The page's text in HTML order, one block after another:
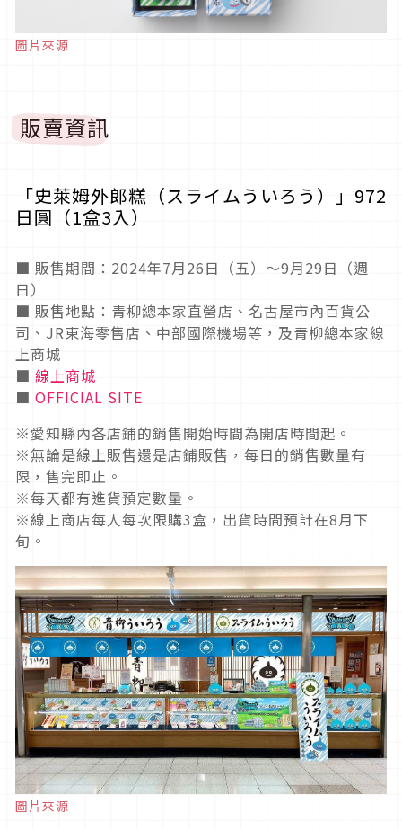
圖片來源
販賣資訊
「史萊姆外郎糕（スライムういろう）」972
日圓（1盒3入）
■ 販售期間：2024年7月26日（五）～9月29日（週
日）
■ 販售地點：青柳總本家直營店、名古屋市內百貨公
司、JR東海零售店、中部國際機場等，及青柳總本家線
上商城
■ 線上商城
■ OFFICIAL SITE
※愛知縣內各店鋪的銷售開始時間為開店時間起。
※無論是線上販售還是店鋪販售，每日的銷售數量有
限，售完即止。
※每天都有進貨預定數量。
※線上商店每人每次限購3盒，出貨時間預計在8月下
旬。
圖片來源